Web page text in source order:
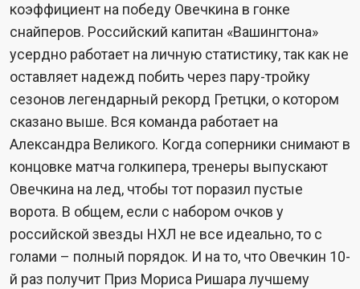
коэффициент на победу Овечкина в гонке
снайперов. Российский капитан «Вашингтона»
усердно работает на личную статистику, так как не
оставляет надежд побить через пару-тройку
сезонов легендарный рекорд Гретцки, о котором
сказано выше. Вся команда работает на
Александра Великого. Когда соперники снимают в
концовке матча голкипера, тренеры выпускают
Овечкина на лед, чтобы тот поразил пустые
ворота. В общем, если с набором очков у
российской звезды НХЛ не все идеально, то с
голами – полный порядок. И на то, что Овечкин 10-
й раз получит Приз Мориса Ришара лучшему